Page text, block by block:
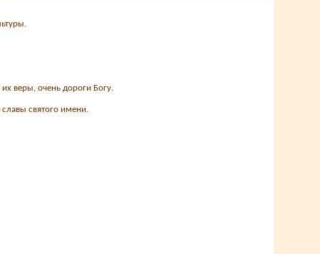
веры, очень дороги Богу.
святого имени.